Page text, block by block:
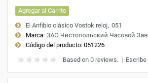
Agregar al Carrito
El Anfibio clásico Vostok reloj 051
Marca: ЗАО Чистопольский Часовой
Código del producto: 051226
Based on 0 reviews. |